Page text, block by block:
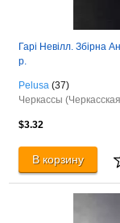
Гарі Невілл. Збірна
р.
Pelusa (37)
Черкассы
$3.32
В корзину